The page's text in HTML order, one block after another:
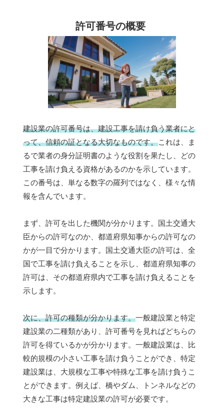
許可番号の概要
建設業の許可番号は、建設工事を請け負う業者にと
って、信頼の証となる大切なものです。これは、ま
るで業者の身分証明書のような役割を果たし、どの
工事を請け負える資格があるのかを示しています。
この番号は、単なる数字の羅列ではなく、様々な情
報を含んでいます。
まず、許可を出した機関が分かります。国土交通大
臣からの許可なのか、都道府県知事からの許可なの
かが一目で分かります。国土交通大臣の許可は、全
国で工事を請け負えることを示し、都道府県知事の
許可は、その都道府県内で工事を請け負えることを
示します。
次に、許可の種類が分かります。一般建設業と特定
建設業の二種類があり、許可番号を見ればどちらの
許可を得ているかが分かります。一般建設業は、比
較的規模の小さい工事を請け負うことができ、特定
建設業は、大規模な工事や特殊な工事を請け負うこ
とができます。例えば、橋やダム、トンネルなどの
大きな工事は特定建設業の許可が必要です。